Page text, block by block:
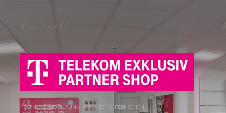
[row][span12]
FESTNETZ, MOBILFUNK, INTERNET & FERNSEHEN